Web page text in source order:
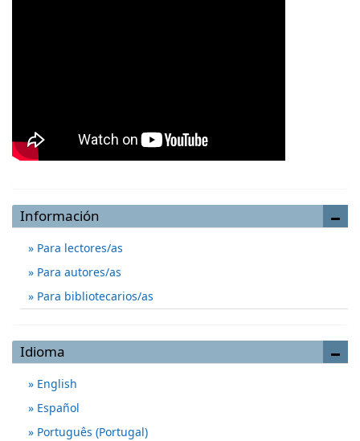
Información
Para lectores/as
Para autores/as
Para bibliotecarios/as
Idioma
English
Español
Português (Portugal)